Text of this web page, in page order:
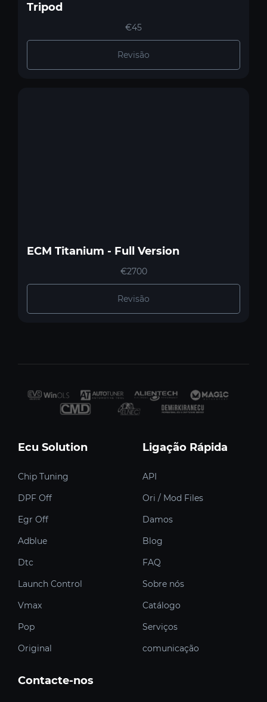
Tripod
€45
Revisão
ECM Titanium - Full Version
€2700
Revisão
Ecu Solution
Chip Tuning
DPF Off
Egr Off
Adblue
Dtc
Launch Control
Vmax
Pop
Original
Ligação Rápida
API
Ori / Mod Files
Damos
Blog
FAQ
Sobre nós
Catálogo
Serviços
comunicação
Contacte-nos